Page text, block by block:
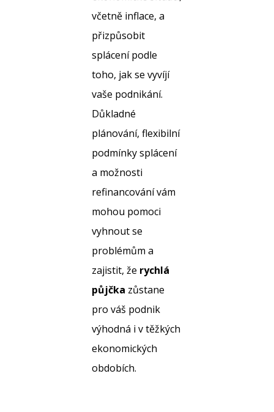
včetně inflace, a
přizpůsobit
splácení podle
toho, jak se vyvíjí
vaše podnikání.
Důkladné
plánování, flexibilní
podmínky splácení
a možnosti
refinancování vám
mohou pomoci
vyhnout se
problémům a
zajistit, že rychlá
půjčka zůstane
pro váš podnik
výhodná i v těžkých
ekonomických
obdobích.